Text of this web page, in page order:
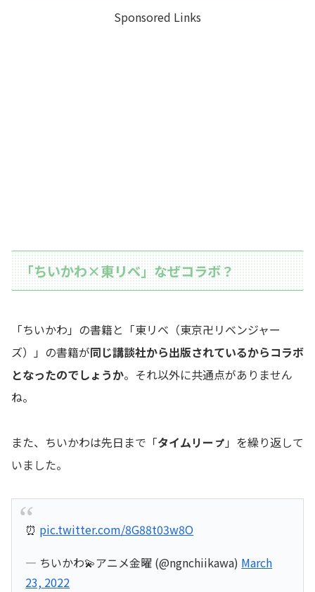
Sponsored Links
「ちいかわ×東リベ」なぜコラボ？
「ちいかわ」の書籍と「東リベ（東京卍リベンジャー
ズ）」の書籍が同じ講談社から出版されているからコラボ
となったのでしょうか。それ以外に共通点がありません
ね。
また、ちいかわは先日まで「タイムリーㇷ゚ 」を繰り返して
いました。
⏰ pic.twitter.com/8G88t03w8O
— ちいかわ💫アニメ金曜 (@ngnchiikawa) March
23, 2022